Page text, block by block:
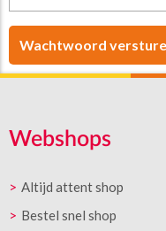
Webshops
Altijd attent shop
Bestel snel shop